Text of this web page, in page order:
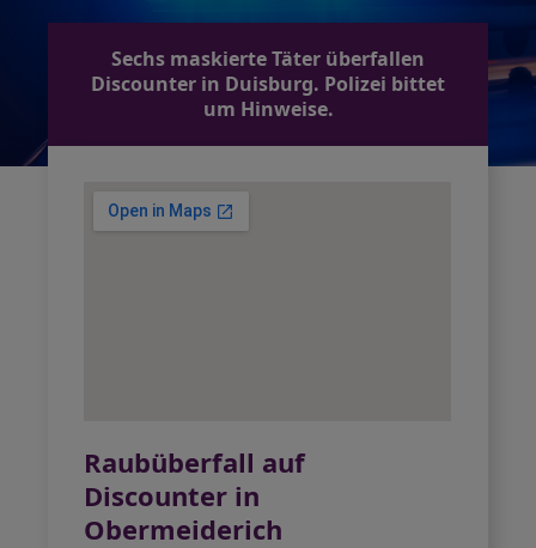
Sechs maskierte Täter überfallen
Discounter in Duisburg. Polizei bittet
um Hinweise.
Raubüberfall auf
Discounter in
Obermeiderich